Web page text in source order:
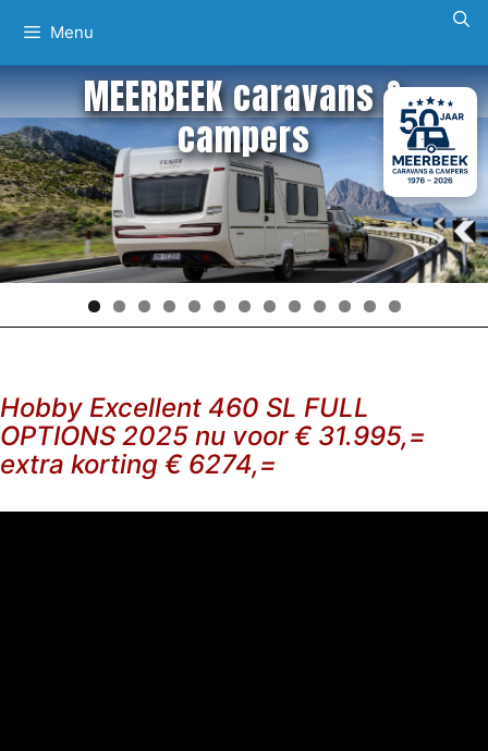
naar
de
inhoud
Menu
MEERBEEK caravans &
campers
Hobby Excellent 460 SL FULL
OPTIONS 2025 nu voor € 31.995,=
extra korting € 6274,=